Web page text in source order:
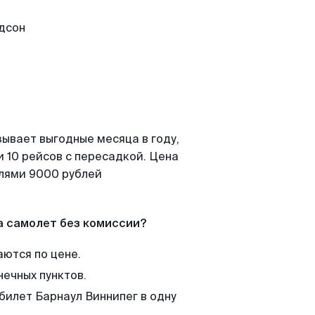
выгодные месяца в году,
рейсов с пересадкой. Цена
9000 рублей
самолет без комиссии?
по цене.
пунктов.
Барнаул Виннипег в одну